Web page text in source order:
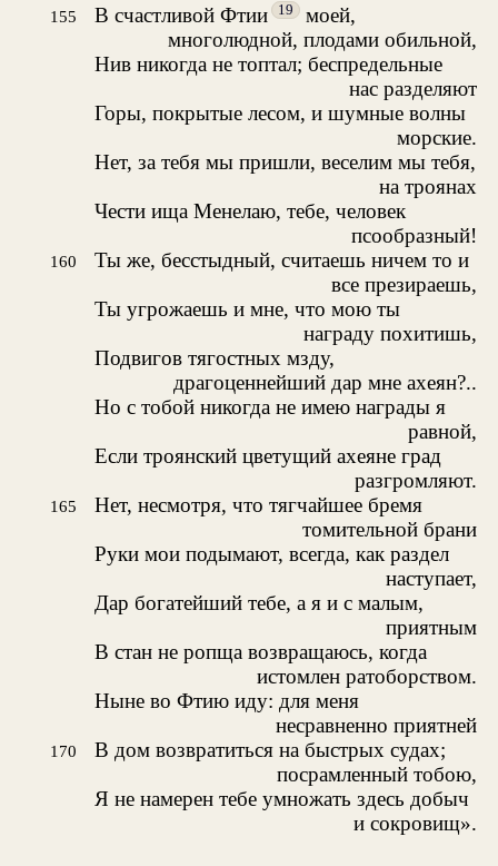
155 В счастливой Фтии 19 моей,
многолюдной, плодами обильной,
Нив никогда не топтал; беспредельные
нас разделяют
Горы, покрытые лесом, и шумные волны
морские.
Нет, за тебя мы пришли, веселим мы тебя,
на троянах
Чести ища Менелаю, тебе, человек
псообразный!
160
Ты же, бесстыдный, считаешь ничем то и
все презираешь,
Ты угрожаешь и мне, что мою ты
награду похитишь,
Подвигов тягостных мзду,
драгоценнейший дар мне ахеян?..
Но с тобой никогда не имею награды я
равной,
Если троянский цветущий ахеяне град
разгромляют.
165
Нет, несмотря, что тягчайшее бремя
томительной брани
Руки мои подымают, всегда, как раздел
наступает,
Дар богатейший тебе, а я и с малым,
приятным
В стан не ропща возвращаюсь, когда
истомлен ратоборством.
Ныне во Фтию иду: для меня
несравненно приятней
170
В дом возвратиться на быстрых судах;
посрамленный тобою,
Я не намерен тебе умножать здесь добыч
и сокровищ».